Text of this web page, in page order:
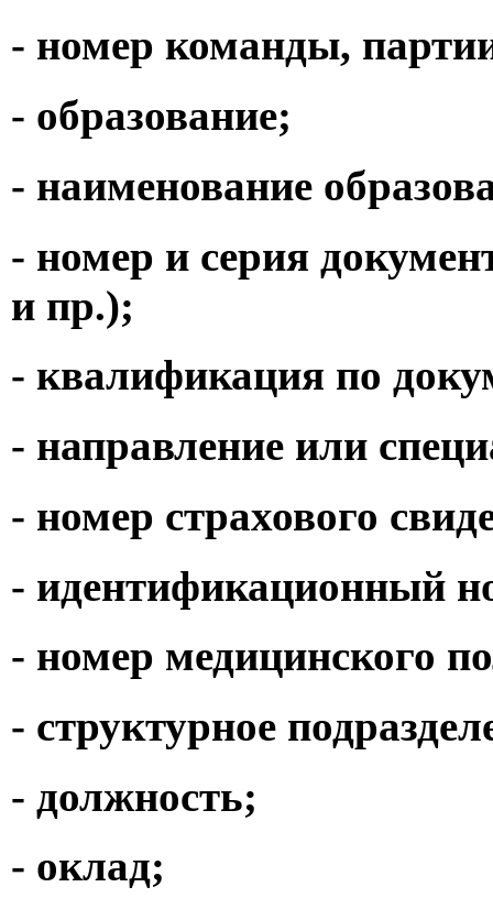
- номер команды,
- образование;
- наименование
- номер и серия
и пр.);
- квалификация по
- направление или
- номер страхового
- идентификационный
- номер медицинского
- структурное
- должность;
- оклад;